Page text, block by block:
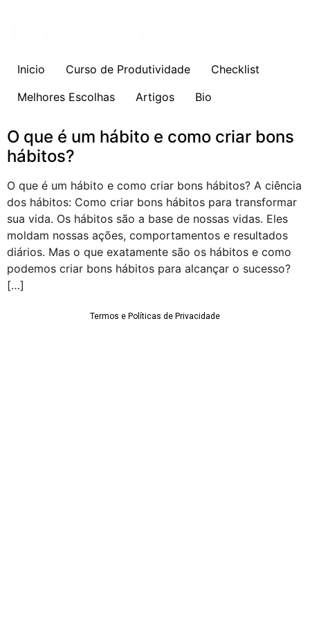
Inicio Curso de Produtividade
Checklist
Melhores Escolhas
Artigos Bio
O que é um hábito e como criar bons
hábitos?
O que é um hábito e como criar bons hábitos? A ciência
dos hábitos: Como criar bons hábitos para transformar
sua vida. Os hábitos são a base de nossas vidas. Eles
moldam nossas ações, comportamentos e resultados
diários. Mas o que exatamente são os hábitos e como
podemos criar bons hábitos para alcançar o sucesso?
[…]
Termos e Políticas de Privacidade